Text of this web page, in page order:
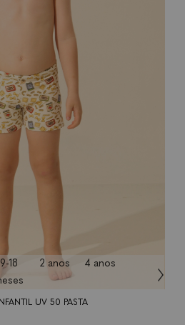
UV 50 PASTA
9-18
2 anos 4 anos